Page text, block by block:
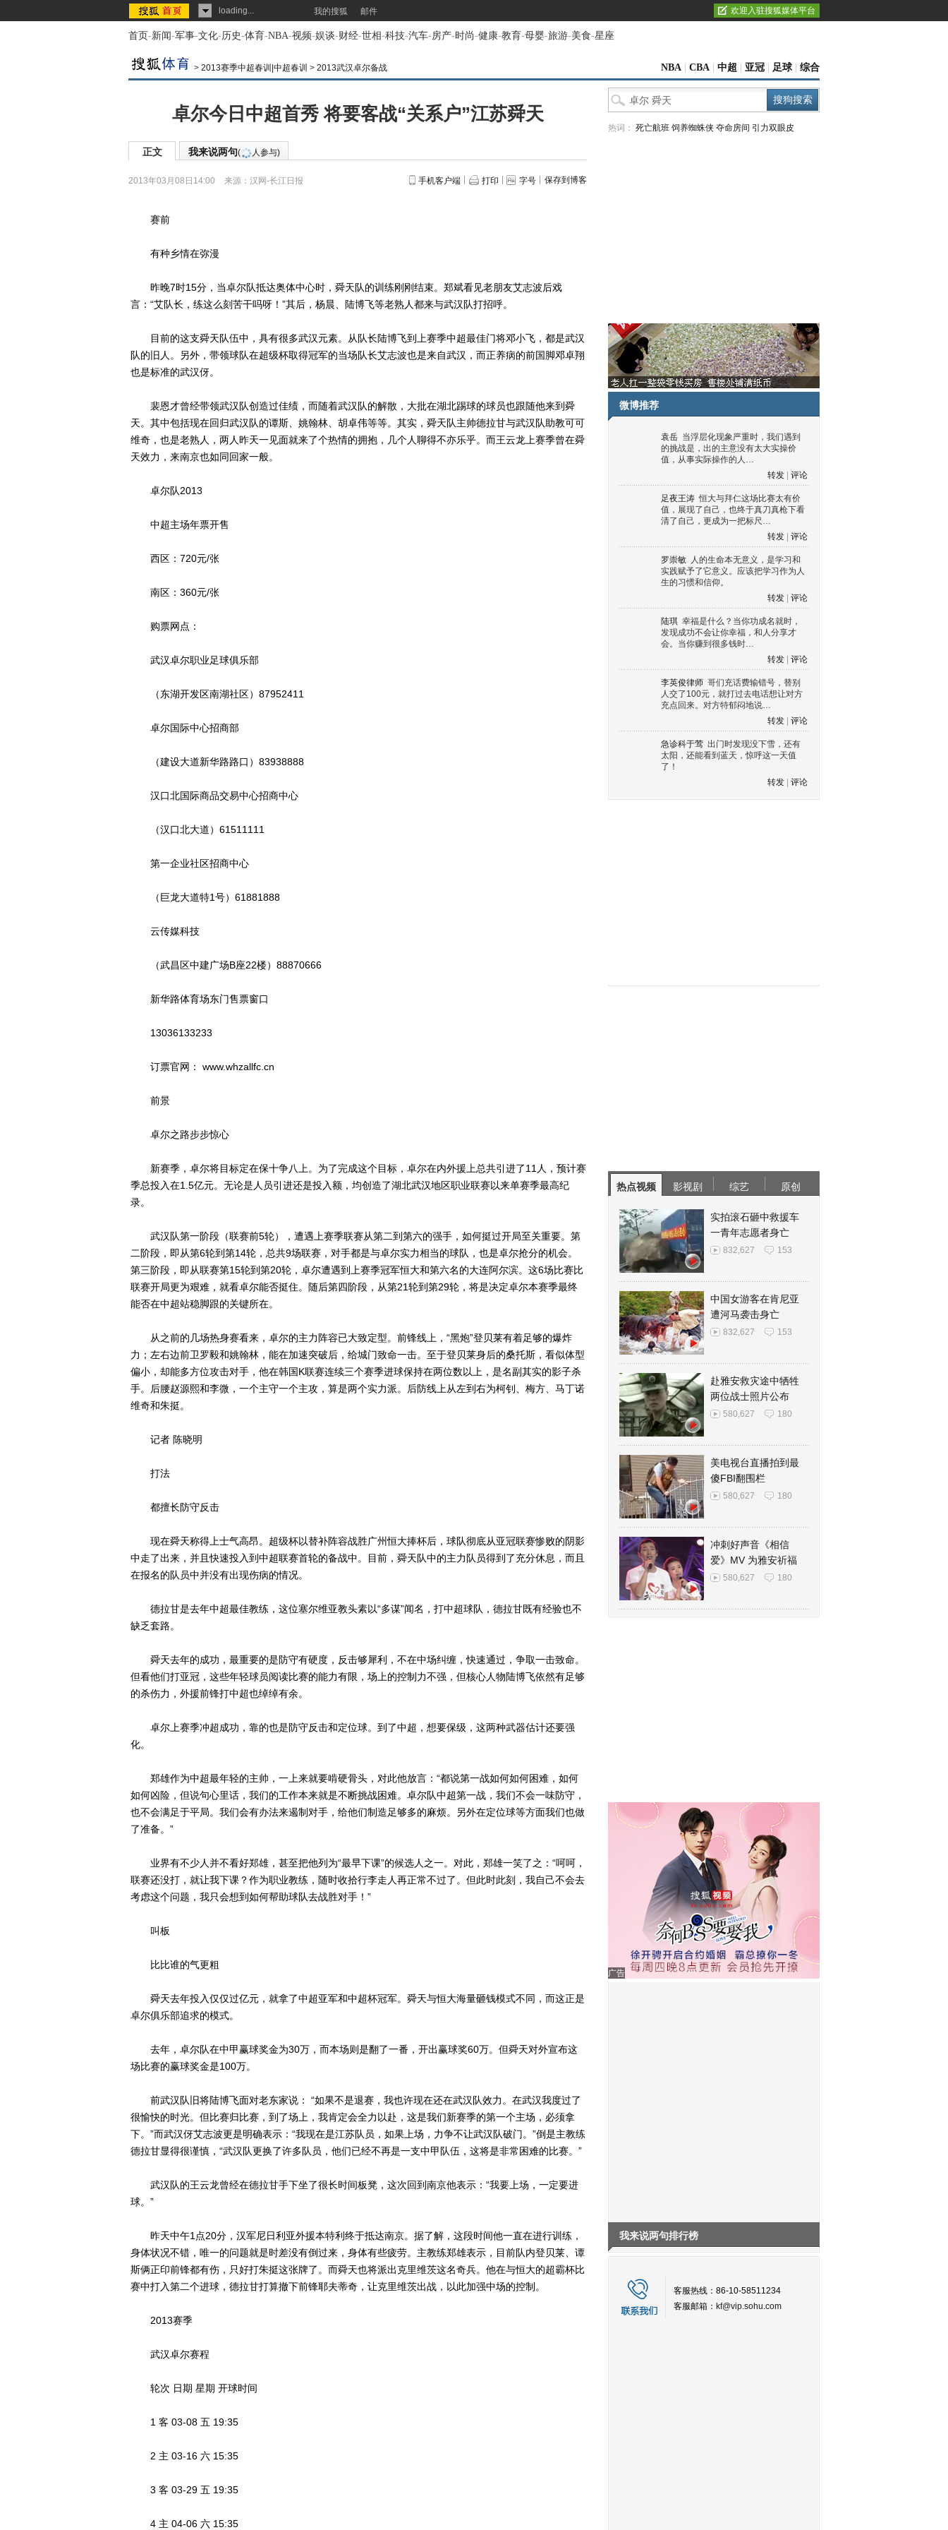
loading... 我的搜狐 邮件 欢迎入驻搜狐媒体平台
首页-新闻-军事-文化-历史-体育-NBA-视频-娱谈-财经-世相-科技-汽车-房产-时尚-健康-教育-母婴-旅游-美食-星座
> 2013赛季中超春训|中超春训 > 2013武汉卓尔备战 NBA CBA 中超 亚冠 足球 综合
卓尔今日中超首秀 将要客战“关系户”江苏舜天
正文 我来说两句( 人参与)
2013年03月08日14:00 来源： 汉网-长江日报 手机客户端 打印 字号 保存到博客
赛前
有种乡情在弥漫
昨晚7时15分，当卓尔队抵达奥体中心时，舜天队的训练刚刚结束。郑斌看见老朋友艾志波后戏
言：“艾队长，练这么刻苦干吗呀！”其后，杨晨、陆博飞等老熟人都来与武汉队打招呼。
目前的这支舜天队伍中，具有很多武汉元素。从队长陆博飞到上赛季中超最佳门将邓小飞，都是武汉
队的旧人。另外，带领球队在超级杯取得冠军的当场队长艾志波也是来自武汉，而正养病的前国脚邓卓翔
也是标准的武汉伢。
裴恩才曾经带领武汉队创造过佳绩，而随着武汉队的解散，大批在湖北踢球的球员也跟随他来到舜
天。其中包括现在回归武汉队的谭斯、姚翰林、胡卓伟等等。其实，舜天队主帅德拉甘与武汉队助教可可
维奇，也是老熟人，两人昨天一见面就来了个热情的拥抱，几个人聊得不亦乐乎。而王云龙上赛季曾在舜
天效力，来南京也如同回家一般。
卓尔队2013
中超主场年票开售
西区：720元/张
南区：360元/张
购票网点：
武汉卓尔职业足球俱乐部
（东湖开发区南湖社区）87952411
卓尔国际中心招商部
（建设大道新华路路口）83938888
汉口北国际商品交易中心招商中心
（汉口北大道）61511111
第一企业社区招商中心
（巨龙大道特1号）61881888
云传媒科技
（武昌区中建广场B座22楼）88870666
新华路体育场东门售票窗口
13036133233
订票官网： www.whzallfc.cn
前景
卓尔之路步步惊心
新赛季，卓尔将目标定在保十争八上。为了完成这个目标，卓尔在内外援上总共引进了11人，预计赛
季总投入在1.5亿元。无论是人员引进还是投入额，均创造了湖北武汉地区职业联赛以来单赛季最高纪
录。
武汉队第一阶段（联赛前5轮），遭遇上赛季联赛从第二到第六的强手，如何挺过开局至关重要。第
二阶段，即从第6轮到第14轮，总共9场联赛，对手都是与卓尔实力相当的球队，也是卓尔抢分的机会。
第三阶段，即从联赛第15轮到第20轮，卓尔遭遇到上赛季冠军恒大和第六名的大连阿尔滨。这6场比赛比
联赛开局更为艰难，就看卓尔能否挺住。随后第四阶段，从第21轮到第29轮，将是决定卓尔本赛季最终
能否在中超站稳脚跟的关键所在。
从之前的几场热身赛看来，卓尔的主力阵容已大致定型。前锋线上，“黑炮”登贝莱有着足够的爆炸
力；左右边前卫罗毅和姚翰林，能在加速突破后，给城门致命一击。至于登贝莱身后的桑托斯，看似体型
偏小，却能多方位攻击对手，他在韩国K联赛连续三个赛季进球保持在两位数以上，是名副其实的影子杀
手。后腰赵源熙和李微，一个主守一个主攻，算是两个实力派。后防线上从左到右为柯钊、梅方、马丁诺
维奇和朱挺。
记者 陈晓明
打法
都擅长防守反击
现在舜天称得上士气高昂。超级杯以替补阵容战胜广州恒大捧杯后，球队彻底从亚冠联赛惨败的阴影
中走了出来，并且快速投入到中超联赛首轮的备战中。目前，舜天队中的主力队员得到了充分休息，而且
在报名的队员中并没有出现伤病的情况。
德拉甘是去年中超最佳教练，这位塞尔维亚教头素以“多谋”闻名，打中超球队，德拉甘既有经验也不
缺乏套路。
舜天去年的成功，最重要的是防守有硬度，反击够犀利，不在中场纠缠，快速通过，争取一击致命。
但看他们打亚冠，这些年轻球员阅读比赛的能力有限，场上的控制力不强，但核心人物陆博飞依然有足够
的杀伤力，外援前锋打中超也绰绰有余。
卓尔上赛季冲超成功，靠的也是防守反击和定位球。到了中超，想要保级，这两种武器估计还要强
化。
郑雄作为中超最年轻的主帅，一上来就要啃硬骨头，对此他放言：“都说第一战如何如何困难，如何
如何凶险，但说句心里话，我们的工作本来就是不断挑战困难。卓尔队中超第一战，我们不会一味防守，
也不会满足于平局。我们会有办法来遏制对手，给他们制造足够多的麻烦。另外在定位球等方面我们也做
了准备。”
业界有不少人并不看好郑雄，甚至把他列为“最早下课”的候选人之一。对此，郑雄一笑了之：“呵呵，
联赛还没打，就让我下课？作为职业教练，随时收拾行李走人再正常不过了。但此时此刻，我自己不会去
考虑这个问题，我只会想到如何帮助球队去战胜对手！”
叫板
比比谁的气更粗
舜天去年投入仅仅过亿元，就拿了中超亚军和中超杯冠军。舜天与恒大海量砸钱模式不同，而这正是
卓尔俱乐部追求的模式。
去年，卓尔队在中甲赢球奖金为30万，而本场则是翻了一番，开出赢球奖60万。但舜天对外宣布这
场比赛的赢球奖金是100万。
前武汉队旧将陆博飞面对老东家说： “如果不是退赛，我也许现在还在武汉队效力。在武汉我度过了
很愉快的时光。但比赛归比赛，到了场上，我肯定会全力以赴，这是我们新赛季的第一个主场，必须拿
下。”而武汉伢艾志波更是明确表示：“我现在是江苏队员，如果上场，力争不让武汉队破门。”倒是主教练
德拉甘显得很谨慎，“武汉队更换了许多队员，他们已经不再是一支中甲队伍，这将是非常困难的比赛。”
武汉队的王云龙曾经在德拉甘手下坐了很长时间板凳，这次回到南京他表示：“我要上场，一定要进
球。”
昨天中午1点20分，汉军尼日利亚外援本特利终于抵达南京。据了解，这段时间他一直在进行训练，
身体状况不错，唯一的问题就是时差没有倒过来，身体有些疲劳。主教练郑雄表示，目前队内登贝莱、谭
斯俩正印前锋都有伤，只好打朱挺这张牌了。而舜天也将派出克里维茨这名奇兵。他在与恒大的超霸杯比
赛中打入第二个进球，德拉甘打算撤下前锋耶夫蒂奇，让克里维茨出战，以此加强中场的控制。
2013赛季
武汉卓尔赛程
轮次 日期 星期 开球时间
1 客 03-08 五 19:35
2 主 03-16 六 15:35
3 客 03-29 五 19:35
4 主 04-06 六 15:35
热词： 死亡航班 饲养蜘蛛侠 夺命房间 引力双眼皮
微博推荐
袁岳 当浮层化现象严重时，我们遇到
的挑战是，出的主意没有太大实操价
值，从事实际操作的人…
转发
评论
足夜王涛 恒大与拜仁这场比赛太有价
值，展现了自己，也终于真刀真枪下看
清了自己，更成为一把标尺…
转发
评论
罗崇敏 人的生命本无意义，是学习和
实践赋予了它意义。应该把学习作为人
生的习惯和信仰。
转发
评论
陆琪 幸福是什么？当你功成名就时，
发现成功不会让你幸福，和人分享才
会。当你赚到很多钱时…
转发
评论
李英俊律师 哥们充话费输错号，替别
人交了100元，就打过去电话想让对方
充点回来。对方特郁闷地说…
转发
评论
急诊科于莺 出门时发现没下雪，还有
太阳，还能看到蓝天，惊呼这一天值
了！
转发
评论
热点视频 影视剧 综艺 原创
实拍滚石砸中救援车
一青年志愿者身亡
832,627 153
中国女游客在肯尼亚
遭河马袭击身亡
832,627 153
赴雅安救灾途中牺牲
两位战士照片公布
580,627 180
美电视台直播拍到最
傻FBI翻围栏
580,627 180
冲刺好声音《相信
爱》MV 为雅安祈福
580,627 180
广告
我来说两句排行榜
客服热线：86-10-58511234
客服邮箱： kf@vip.sohu.com